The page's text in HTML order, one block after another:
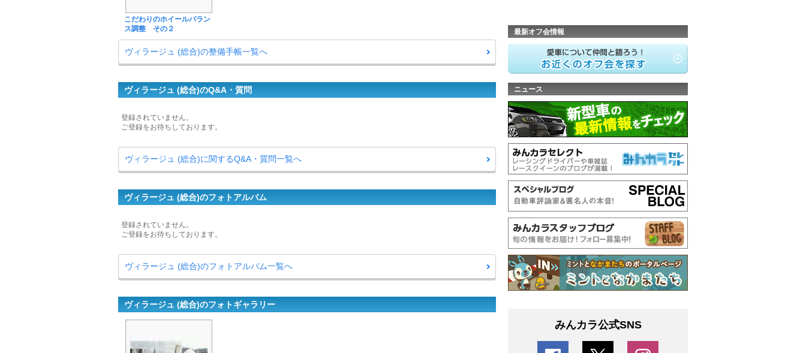
こだわりのホイールバラン
ス調整 その２
ヴィラージュ (総合)の整備手帳一覧へ
ヴィラージュ (総合)のQ&A・質問
登録されていません。
ご登録をお待ちしております。
ヴィラージュ (総合)に関するQ&A・質問一覧へ
ヴィラージュ (総合)のフォトアルバム
登録されていません。
ご登録をお待ちしております。
ヴィラージュ (総合)のフォトアルバム一覧へ
ヴィラージュ (総合)のフォトギャラリー
最新オフ会情報
ニュース
みんカラ公式SNS